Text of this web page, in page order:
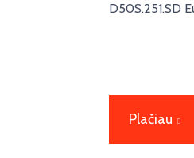
D50S.251.SD
Plačiau